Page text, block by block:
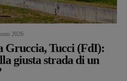
2026
Gruccia, Tucci (FdI):
giusta strada di un